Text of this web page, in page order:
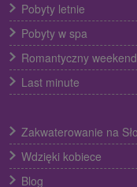
Pobyty letnie
Pobyty w spa
Romantyczny
Last minute
Zakwaterowanie na
Wdzięki kobiece
Blog